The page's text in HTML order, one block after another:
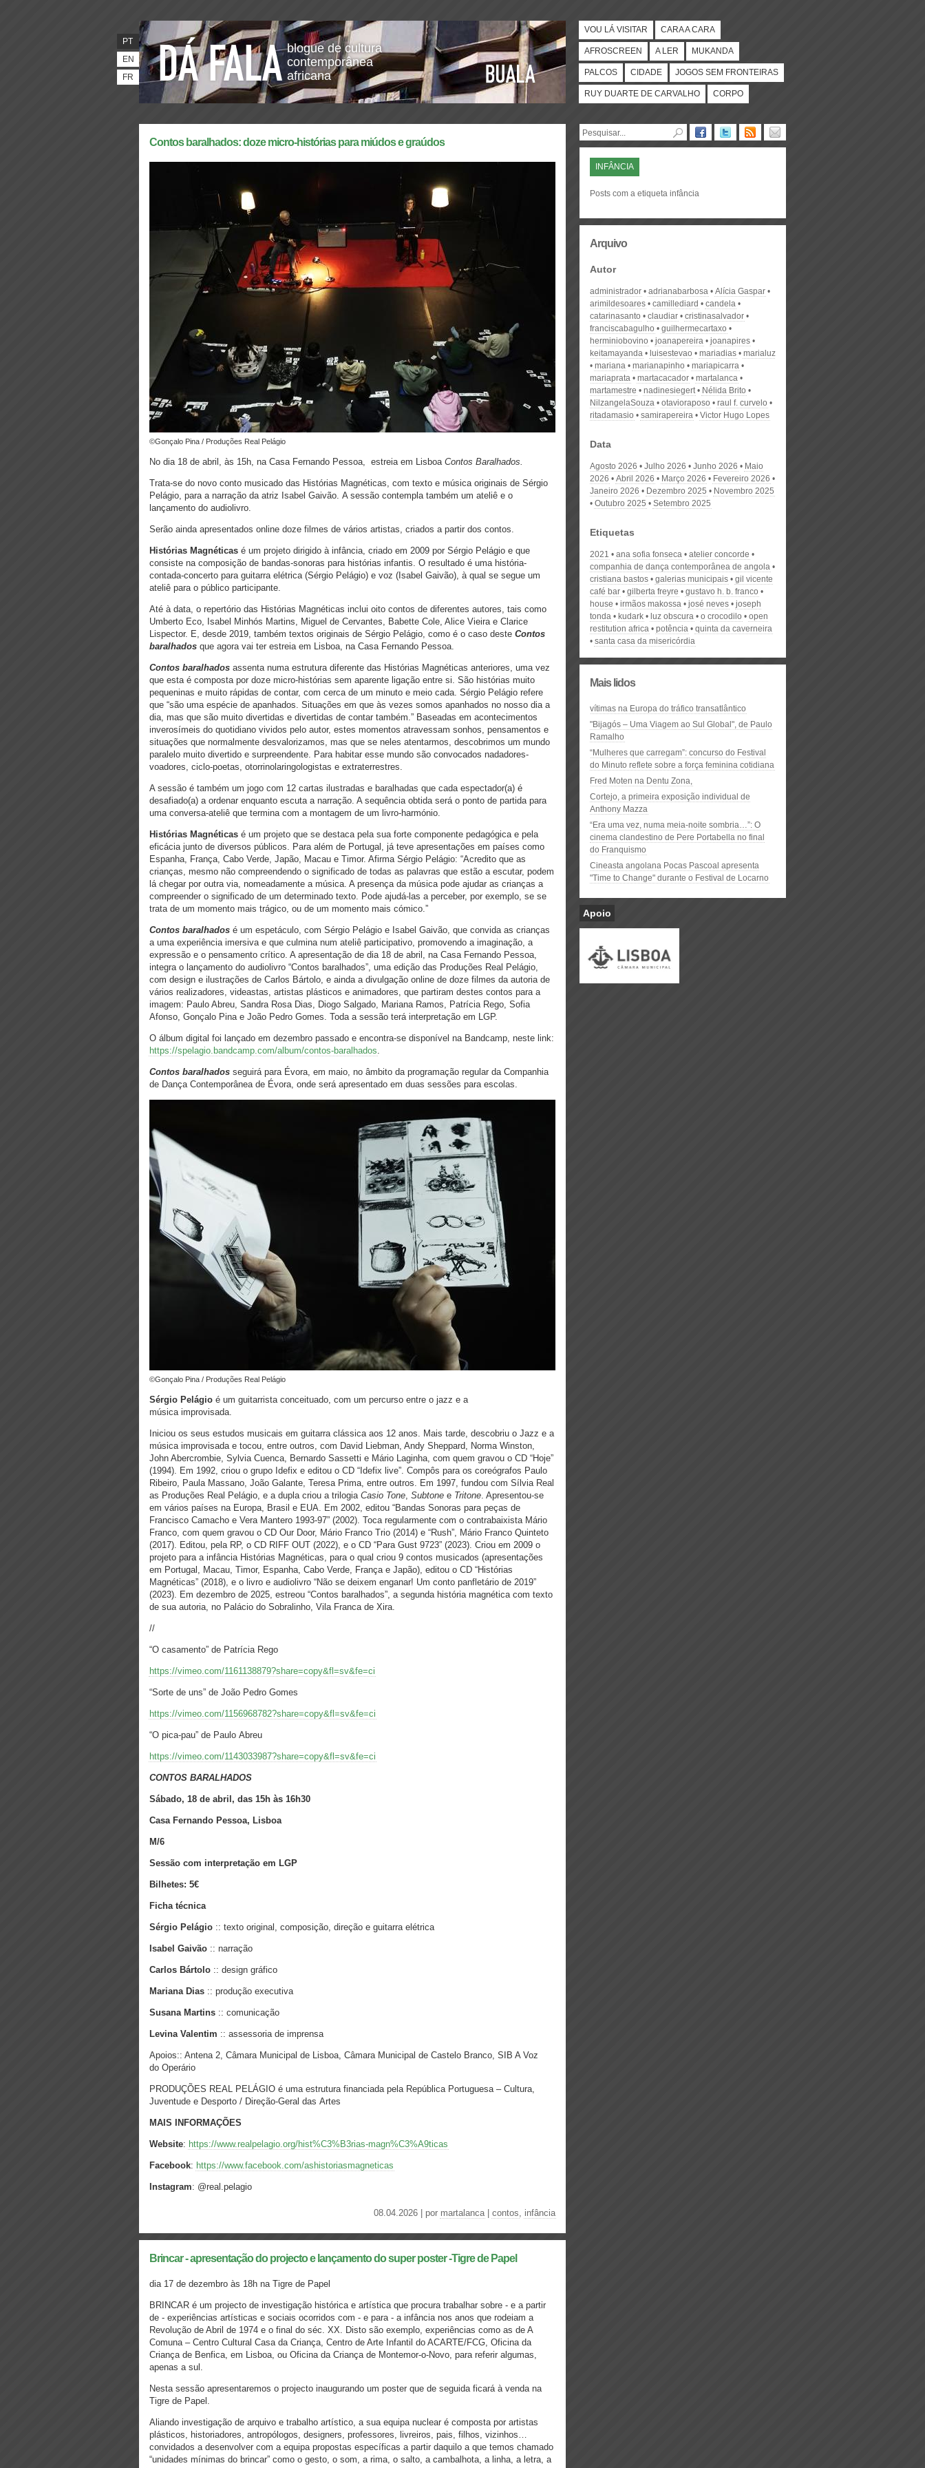
blogue de cultura
contemporânea
africana
PT
EN
FR
VOU LÁ VISITAR CARA A CARA
AFROSCREEN A LER MUKANDA
PALCOS CIDADE JOGOS SEM FRONTEIRAS
RUY DUARTE DE CARVALHO CORPO
Contos baralhados: doze micro-histórias para miúdos e graúdos
©Gonçalo Pina / Produções Real Pelágio
No dia 18 de abril, às 15h, na Casa Fernando Pessoa, estreia em Lisboa Contos Baralhados.
Trata-se do novo conto musicado das Histórias Magnéticas, com texto e música originais de Sérgio
Pelágio, para a narração da atriz Isabel Gaivão. A sessão contempla também um ateliê e o
lançamento do audiolivro.
Serão ainda apresentados online doze filmes de vários artistas, criados a partir dos contos.
Histórias Magnéticas é um projeto dirigido à infância, criado em 2009 por Sérgio Pelágio e que
consiste na composição de bandas-sonoras para histórias infantis. O resultado é uma história-
contada-concerto para guitarra elétrica (Sérgio Pelágio) e voz (Isabel Gaivão), à qual se segue um
ateliê para o público participante.
Até à data, o repertório das Histórias Magnéticas inclui oito contos de diferentes autores, tais como
Umberto Eco, Isabel Minhós Martins, Miguel de Cervantes, Babette Cole, Alice Vieira e Clarice
Lispector. E, desde 2019, também textos originais de Sérgio Pelágio, como é o caso deste Contos
baralhados que agora vai ter estreia em Lisboa, na Casa Fernando Pessoa.
Contos baralhados assenta numa estrutura diferente das Histórias Magnéticas anteriores, uma vez
que esta é composta por doze micro-histórias sem aparente ligação entre si. São histórias muito
pequeninas e muito rápidas de contar, com cerca de um minuto e meio cada. Sérgio Pelágio refere
que “são uma espécie de apanhados. Situações em que às vezes somos apanhados no nosso dia a
dia, mas que são muito divertidas e divertidas de contar também.” Baseadas em acontecimentos
inverosímeis do quotidiano vividos pelo autor, estes momentos atravessam sonhos, pensamentos e
situações que normalmente desvalorizamos, mas que se neles atentarmos, descobrimos um mundo
paralelo muito divertido e surpreendente. Para habitar esse mundo são convocados nadadores-
voadores, ciclo-poetas, otorrinolaringologistas e extraterrestres.
A sessão é também um jogo com 12 cartas ilustradas e baralhadas que cada espectador(a) é
desafiado(a) a ordenar enquanto escuta a narração. A sequência obtida será o ponto de partida para
uma conversa-ateliê que termina com a montagem de um livro-harmónio.
Histórias Magnéticas é um projeto que se destaca pela sua forte componente pedagógica e pela
eficácia junto de diversos públicos. Para além de Portugal, já teve apresentações em países como
Espanha, França, Cabo Verde, Japão, Macau e Timor. Afirma Sérgio Pelágio: “Acredito que as
crianças, mesmo não compreendendo o significado de todas as palavras que estão a escutar, podem
lá chegar por outra via, nomeadamente a música. A presença da música pode ajudar as crianças a
compreender o significado de um determinado texto. Pode ajudá-las a perceber, por exemplo, se se
trata de um momento mais trágico, ou de um momento mais cómico.”
Contos baralhados é um espetáculo, com Sérgio Pelágio e Isabel Gaivão, que convida as crianças
a uma experiência imersiva e que culmina num ateliê participativo, promovendo a imaginação, a
expressão e o pensamento crítico. A apresentação de dia 18 de abril, na Casa Fernando Pessoa,
integra o lançamento do audiolivro “Contos baralhados”, uma edição das Produções Real Pelágio,
com design e ilustrações de Carlos Bártolo, e ainda a divulgação online de doze filmes da autoria de
vários realizadores, videastas, artistas plásticos e animadores, que partiram destes contos para a
imagem: Paulo Abreu, Sandra Rosa Dias, Diogo Salgado, Mariana Ramos, Patrícia Rego, Sofia
Afonso, Gonçalo Pina e João Pedro Gomes. Toda a sessão terá interpretação em LGP.
O álbum digital foi lançado em dezembro passado e encontra-se disponível na Bandcamp, neste link:
https://spelagio.bandcamp.com/album/contos-baralhados.
Contos baralhados seguirá para Évora, em maio, no âmbito da programação regular da Companhia
de Dança Contemporânea de Évora, onde será apresentado em duas sessões para escolas.
©Gonçalo Pina / Produções Real Pelágio
Sérgio Pelágio é um guitarrista conceituado, com um percurso entre o jazz e a
música improvisada.
Iniciou os seus estudos musicais em guitarra clássica aos 12 anos. Mais tarde, descobriu o Jazz e a
música improvisada e tocou, entre outros, com David Liebman, Andy Sheppard, Norma Winston,
John Abercrombie, Sylvia Cuenca, Bernardo Sassetti e Mário Laginha, com quem gravou o CD “Hoje”
(1994). Em 1992, criou o grupo Idefix e editou o CD “Idefix live”. Compôs para os coreógrafos Paulo
Ribeiro, Paula Massano, João Galante, Teresa Prima, entre outros. Em 1997, fundou com Sílvia Real
as Produções Real Pelágio, e a dupla criou a trilogia Casio Tone, Subtone e Tritone. Apresentou-se
em vários países na Europa, Brasil e EUA. Em 2002, editou “Bandas Sonoras para peças de
Francisco Camacho e Vera Mantero 1993-97” (2002). Toca regularmente com o contrabaixista Mário
Franco, com quem gravou o CD Our Door, Mário Franco Trio (2014) e “Rush”, Mário Franco Quinteto
(2017). Editou, pela RP, o CD RIFF OUT (2022), e o CD “Para Gust 9723” (2023). Criou em 2009 o
projeto para a infância Histórias Magnéticas, para o qual criou 9 contos musicados (apresentações
em Portugal, Macau, Timor, Espanha, Cabo Verde, França e Japão), editou o CD “Histórias
Magnéticas” (2018), e o livro e audiolivro “Não se deixem enganar! Um conto panfletário de 2019”
(2023). Em dezembro de 2025, estreou “Contos baralhados”, a segunda história magnética com texto
de sua autoria, no Palácio do Sobralinho, Vila Franca de Xira.
//
“O casamento” de Patrícia Rego
https://vimeo.com/1161138879?share=copy&fl=sv&fe=ci
“Sorte de uns” de João Pedro Gomes
https://vimeo.com/1156968782?share=copy&fl=sv&fe=ci
“O pica-pau” de Paulo Abreu
https://vimeo.com/1143033987?share=copy&fl=sv&fe=ci
CONTOS BARALHADOS
Sábado, 18 de abril, das 15h às 16h30
Casa Fernando Pessoa, Lisboa
M/6
Sessão com interpretação em LGP
Bilhetes: 5€
Ficha técnica
Sérgio Pelágio :: texto original, composição, direção e guitarra elétrica
Isabel Gaivão :: narração
Carlos Bártolo :: design gráfico
Mariana Dias :: produção executiva
Susana Martins :: comunicação
Levina Valentim :: assessoria de imprensa
Apoios:: Antena 2, Câmara Municipal de Lisboa, Câmara Municipal de Castelo Branco, SIB A Voz
do Operário
PRODUÇÕES REAL PELÁGIO é uma estrutura financiada pela República Portuguesa – Cultura,
Juventude e Desporto / Direção-Geral das Artes
MAIS INFORMAÇÕES
Website: https://www.realpelagio.org/hist%C3%B3rias-magn%C3%A9ticas
Facebook: https://www.facebook.com/ashistoriasmagneticas
Instagram: @real.pelagio
08.04.2026 | por martalanca| contos, infância
Brincar - apresentação do projecto e lançamento do super poster -Tigre de Papel
dia 17 de dezembro às 18h na Tigre de Papel
BRINCAR é um projecto de investigação histórica e artística que procura trabalhar sobre - e a partir
de - experiências artísticas e sociais ocorridos com - e para - a infância nos anos que rodeiam a
Revolução de Abril de 1974 e o final do séc. XX. Disto são exemplo, experiências como as de A
Comuna – Centro Cultural Casa da Criança, Centro de Arte Infantil do ACARTE/FCG, Oficina da
Criança de Benfica, em Lisboa, ou Oficina da Criança de Montemor-o-Novo, para referir algumas,
apenas a sul.
Nesta sessão apresentaremos o projecto inaugurando um poster que de seguida ficará à venda na
Tigre de Papel.
Aliando investigação de arquivo e trabalho artístico, a sua equipa nuclear é composta por artistas
plásticos, historiadores, antropólogos, designers, professores, livreiros, pais, filhos, vizinhos…
convidados a desenvolver com a equipa propostas específicas a partir daquilo a que temos chamado
“unidades mínimas do brincar” como o gesto, o som, a rima, o salto, a cambalhota, a linha, a letra, a
INFÂNCIA
Posts com a etiqueta infância
Arquivo
Autor
administrador adrianabarbosa
Alícia Gaspar
arimildesoares
camillediard
candela
catarinasanto
claudiar
cristinasalvador
franciscabagulho
guilhermecartaxo
herminiobovino
joanapereira
joanapires
keitamayanda
luisestevao mariadias
marialuz
mariana
marianapinho
mariapicarra
mariaprata
martacacador
martalanca
martamestre
nadinesiegert
Nélida Brito
NilzangelaSouza
otavioraposo
raul f. curvelo
ritadamasio
samirapereira Victor Hugo Lopes
Data
Agosto 2026 Julho 2026 Junho 2026
Maio
2026
Abril 2026 Março 2026
Fevereiro 2026
Janeiro 2026
Dezembro 2025
Novembro 2025
Outubro 2025
Setembro 2025
Etiquetas
2021 ana sofia fonseca
atelier concorde
companhia de dança contemporânea de angola
cristiana bastos
galerias municipais
gil vicente
café bar
gilberta freyre
gustavo h. b. franco
house
irmãos makossa josé neves
joseph
tonda
kudark luz obscura o crocodilo
open
restitution africa
potência
quinta da caverneira
santa casa da misericórdia
Mais lidos
vítimas na Europa do tráfico transatlântico
"Bijagós – Uma Viagem ao Sul Global", de Paulo
Ramalho
“Mulheres que carregam”: concurso do Festival
do Minuto reflete sobre a força feminina cotidiana
Fred Moten na Dentu Zona,
Cortejo, a primeira exposição individual de
Anthony Mazza
“Era uma vez, numa meia-noite sombria…”: O
cinema clandestino de Pere Portabella no final
do Franquismo
Cineasta angolana Pocas Pascoal apresenta
"Time to Change" durante o Festival de Locarno
Apoio